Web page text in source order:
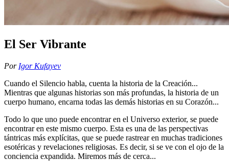
El Ser Vibrante
Por Igor Kufayev
Cuando el Silencio habla, cuenta la historia de la Creación...
Mientras que algunas historias son más profundas, la historia de un
cuerpo humano, encarna todas las demás historias en su Corazón...
Todo lo que uno puede encontrar en el Universo exterior, se puede
encontrar en este mismo cuerpo. Esta es una de las perspectivas
tántricas más explícitas, que se puede rastrear en muchas tradiciones
esotéricas y revelaciones religiosas. Es decir, si se ve con el ojo de la
conciencia expandida. Miremos más de cerca...